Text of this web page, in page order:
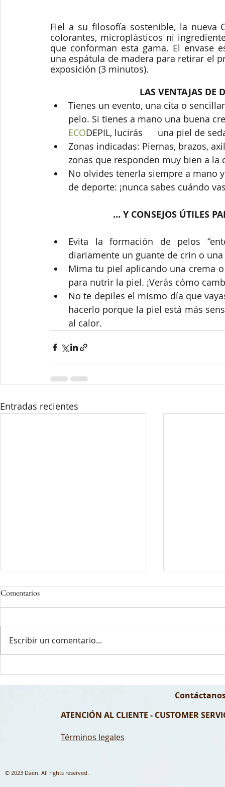
Fiel a su filosofía sostenible, la nueva
colorantes, microplásticos ni
que conforman esta gama. El envase
una espátula de madera para retirar el
exposición (3 minutos).
LAS VENTAJAS DE
Tienes un evento, una cita o
pelo. Si tienes a mano una buena
ECODEPIL, lucirás      una piel de
Zonas indicadas: Piernas, brazos,
zonas que responden muy bien a la
No olvides tenerla siempre a mano
de deporte: ¡nunca sabes cuándo
… Y CONSEJOS ÚTILES
Evita la formación de pelos
diariamente un guante de crin o
Mima tu piel aplicando una crema
para nutrir la piel. ¡Verás cómo
No te depiles el mismo día que
hacerlo porque la piel está más
al calor.
Entradas recientes
con cera en invierno (y cómo
preparar
Comentarios
Escribir un comentario...
ATENCIÓN AL CLIENTE - CUSTOMER
Términos legales
© 2023 Daen. All rights reserved.